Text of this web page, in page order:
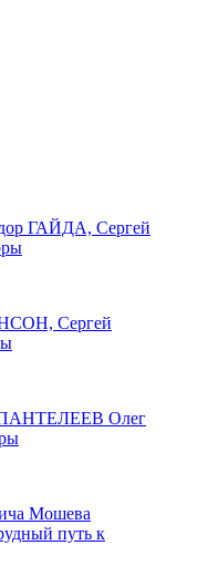
ГАЙДА, Сергей
Сергей
ПАНТЕЛЕЕВ Олег
Мошева
путь к